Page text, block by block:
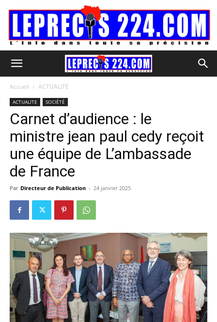
Accueil ACTUALITE
ACTUALITE SOCIÉTÉ
Carnet d’audience : le
ministre jean paul cedy reçoit
une équipe de L’ambassade
de France
Par Directeur de Publication - 24 janvier 2025